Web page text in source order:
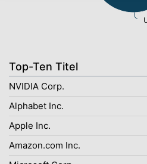
Top-Ten Titel
NVIDIA Corp.
Alphabet Inc.
Apple Inc.
Amazon.com Inc.